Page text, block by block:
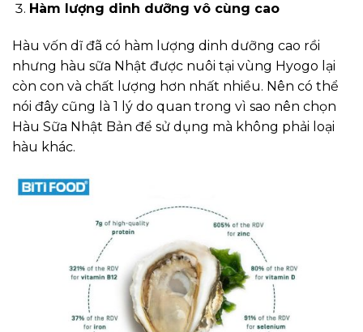
Hàm lượng dinh dưỡng vô cùng cao
Hàu vốn dĩ đã có hàm lượng dinh dưỡng cao rồi
nhưng hàu sữa Nhật được nuôi tại vùng Hyogo lại
còn con và chất lượng hơn nhất nhiều. Nên có thể
nói đây cũng là 1 lý do quan trong vì sao nên chọn
Hàu Sữa Nhật Bản để sử dụng mà không phải loại
hàu khác.